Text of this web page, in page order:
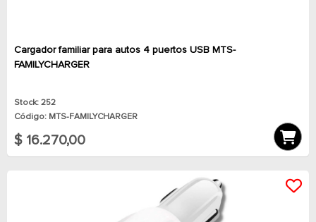
Cargador familiar para autos 4 puertos USB MTS-
FAMILYCHARGER
Stock: 252
Código: MTS-FAMILYCHARGER
$ 16.270,00